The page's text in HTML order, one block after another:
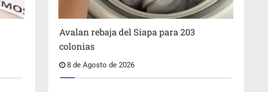
Avalan rebaja del Siapa para 203
colonias
8 de Agosto de 2026